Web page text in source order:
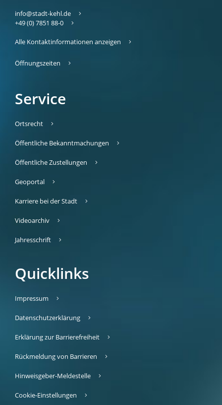
info@stadt-kehl.de
+49 (0) 7851 88-0
Alle Kontaktinformationen anzeigen
Öffnungszeiten
Service
Ortsrecht
Öffentliche Bekanntmachungen
Öffentliche Zustellungen
Geoportal
Karriere bei der Stadt
Videoarchiv
Jahresschrift
Quicklinks
Impressum
Datenschutzerklärung
Erklärung zur Barrierefreiheit
Rückmeldung von Barrieren
Hinweisgeber-Meldestelle
Cookie-Einstellungen